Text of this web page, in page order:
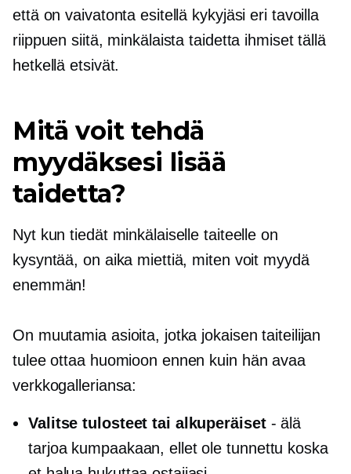
että on vaivatonta esitellä kykyjäsi eri tavoilla
riippuen siitä, minkälaista taidetta ihmiset tällä
hetkellä etsivät.
Mitä voit tehdä
myydäksesi lisää
taidetta?
Nyt kun tiedät minkälaiselle taiteelle on
kysyntää, on aika miettiä, miten voit myydä
enemmän!
On muutamia asioita, jotka jokaisen taiteilijan
tulee ottaa huomioon ennen kuin hän avaa
verkkogalleriansa:
Valitse tulosteet tai alkuperäiset- älä
tarjoa kumpaakaan, ellet oletunnettu koska